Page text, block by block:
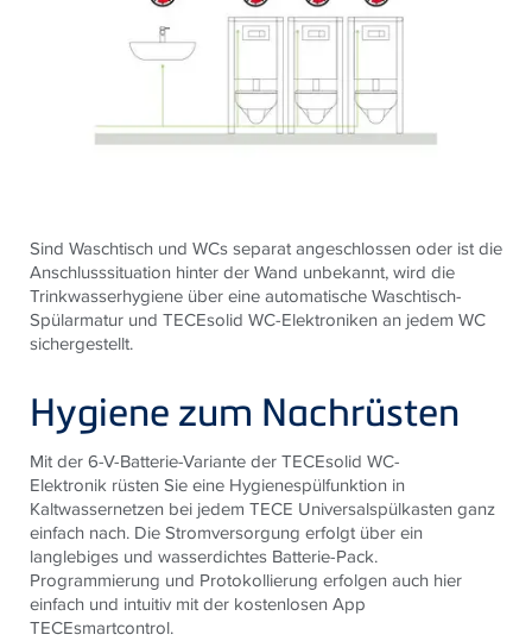
Sind Waschtisch und WCs separat angeschlossen oder ist die
Anschluss­situation hinter der Wand unbekannt, wird die
Trinkwasserhygiene über eine automatische Waschtisch-
Spülarmatur und TECEsolid WC-Elektroniken an jedem WC
sichergestellt.
Hygiene zum Nachrüsten
Mit der 6-V-Batterie-Variante der TECEsolid WC-
Elektronik rüsten Sie eine Hygienespülfunktion in
Kaltwassernetzen bei jedem TECE Universal­spülkasten ganz
einfach nach. Die Stromversorgung erfolgt über ein
langlebiges und wasserdichtes Batterie-Pack.
Programmierung und Protokollierung erfolgen auch hier
einfach und intuitiv mit der kostenlosen App
TECEsmartcontrol.